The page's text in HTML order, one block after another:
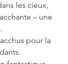
les cieux,
– une
pour la